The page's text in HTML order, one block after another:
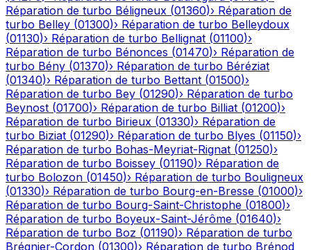
Réparation de turbo Béligneux (01360)› Réparation de
turbo Belley (01300)› Réparation de turbo Belleydoux
(01130)› Réparation de turbo Bellignat (01100)›
Réparation de turbo Bénonces (01470)› Réparation de
turbo Bény (01370)› Réparation de turbo Béréziat
(01340)› Réparation de turbo Bettant (01500)›
Réparation de turbo Bey (01290)› Réparation de turbo
Beynost (01700)› Réparation de turbo Billiat (01200)›
Réparation de turbo Birieux (01330)› Réparation de
turbo Biziat (01290)› Réparation de turbo Blyes (01150)›
Réparation de turbo Bohas-Meyriat-Rignat (01250)›
Réparation de turbo Boissey (01190)› Réparation de
turbo Bolozon (01450)› Réparation de turbo Bouligneux
(01330)› Réparation de turbo Bourg-en-Bresse (01000)›
Réparation de turbo Bourg-Saint-Christophe (01800)›
Réparation de turbo Boyeux-Saint-Jérôme (01640)›
Réparation de turbo Boz (01190)› Réparation de turbo
Brégnier-Cordon (01300)› Réparation de turbo Brénod